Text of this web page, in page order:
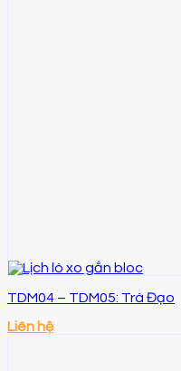
TDM04 – TDM05: Trà Đạo
Liên hệ